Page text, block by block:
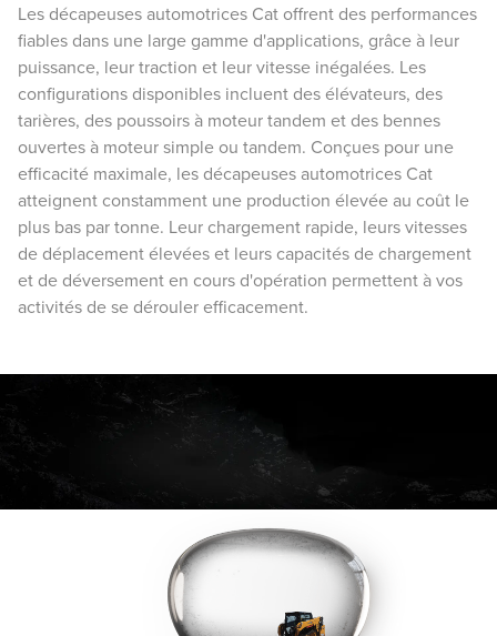
Les décapeuses automotrices Cat offrent des performances
fiables dans une large gamme d'applications, grâce à leur
puissance, leur traction et leur vitesse inégalées. Les
configurations disponibles incluent des élévateurs, des
tarières, des poussoirs à moteur tandem et des bennes
ouvertes à moteur simple ou tandem. Conçues pour une
efficacité maximale, les décapeuses automotrices Cat
atteignent constamment une production élevée au coût le
plus bas par tonne. Leur chargement rapide, leurs vitesses
de déplacement élevées et leurs capacités de chargement
et de déversement en cours d'opération permettent à vos
activités de se dérouler efficacement.